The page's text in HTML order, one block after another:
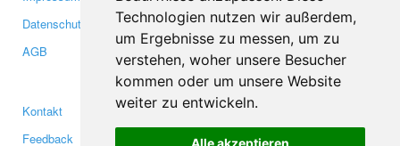
Technologien nutzen wir außerdem,
um Ergebnisse zu messen, um zu
verstehen, woher unsere Besucher
kommen oder um unsere Website
weiter zu entwickeln.
Alle akzeptieren
Datenschutzerklärung
AGB
Investoren
Medien
Kontakt
Feedback
Facebook
Twitter